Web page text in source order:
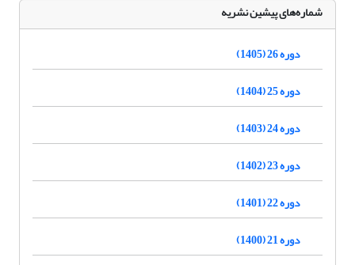
شماره‌های پیشین نشریه
دوره 26 (1405)
دوره 25 (1404)
دوره 24 (1403)
دوره 23 (1402)
دوره 22 (1401)
دوره 21 (1400)